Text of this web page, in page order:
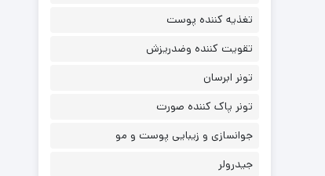
تغذیه کننده پوست
تقویت کننده وضدریزش
تونر ابرسان
تونر پاک کننده صورت
جوانسازی و زیبایی پوست و مو
جیدرولر